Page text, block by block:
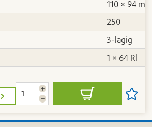
110 × 94 mm
250
3-lagig
1 × 64 Rl
Menge
Menge
erhöhen
In
den
Artikel